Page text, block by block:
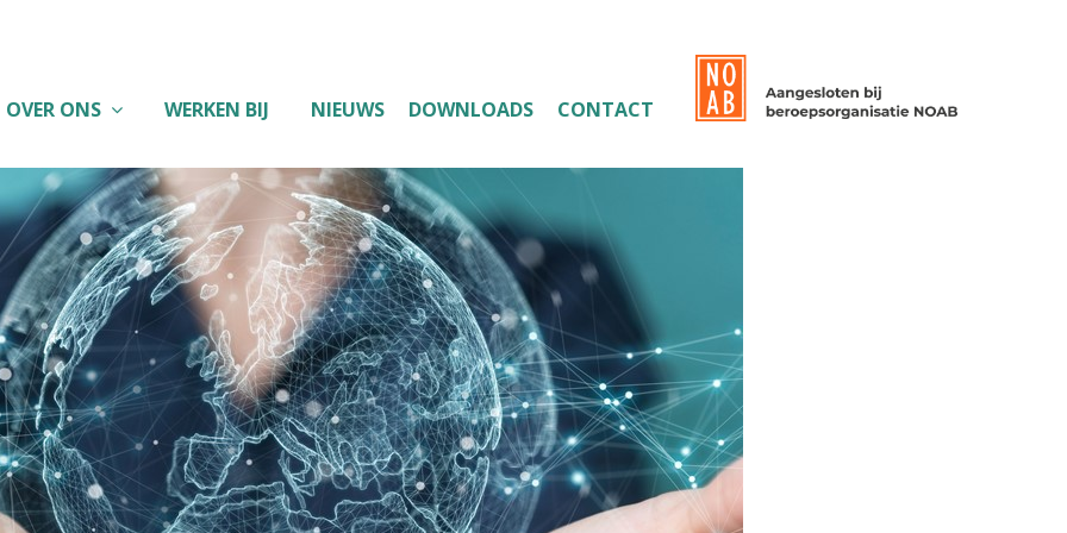
OVER ONS WERKEN BIJ NIEUWS DOWNLOADS CONTACT